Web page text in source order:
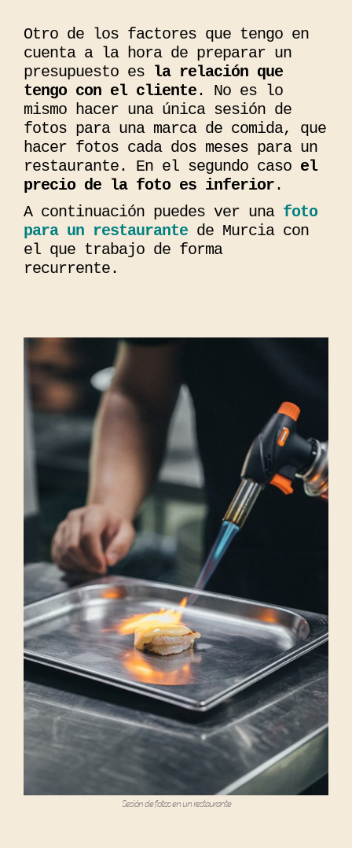
Otro de los factores que tengo en
cuenta a la hora de preparar un
presupuesto es la relación que
tengo con el cliente. No es lo
mismo hacer una única sesión de
fotos para una marca de comida, que
hacer fotos cada dos meses para un
restaurante. En el segundo caso el
precio de la foto es inferior.
A continuación puedes ver una foto
para un restaurante de Murcia con
el que trabajo de forma
recurrente.
Sesión de fotos en un restaurante